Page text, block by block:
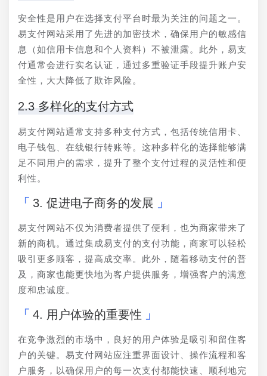
安全性是用户在选择支付平台时最为关注的问题之一。
易支付网站采用了先进的加密技术，确保用户的敏感信
息（如信用卡信息和个人资料）不被泄露。此外，易支
付通常会进行实名认证，通过多重验证手段提升账户安
全性，大大降低了欺诈风险。
2.3 多样化的支付方式
易支付网站通常支持多种支付方式，包括传统信用卡、
电子钱包、在线银行转账等。这种多样化的选择能够满
足不同用户的需求，提升了整个支付过程的灵活性和便
利性。
3. 促进电子商务的发展
易支付网站不仅为消费者提供了便利，也为商家带来了
新的商机。通过集成易支付的支付功能，商家可以轻松
吸引更多顾客，提高成交率。此外，随着移动支付的普
及，商家也能更快地为客户提供服务，增强客户的满意
度和忠诚度。
4. 用户体验的重要性
在竞争激烈的市场中，良好的用户体验是吸引和留住客
户的关键。易支付网站应注重界面设计、操作流程和客
户服务，以确保用户的每一次支付都能快速、顺利地完